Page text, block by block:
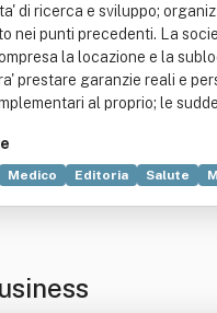
di ricerca e sviluppo;
nei punti precedenti. La
la locazione e la
prestare garanzie reali e
al proprio; le
Medico Editoria Salute